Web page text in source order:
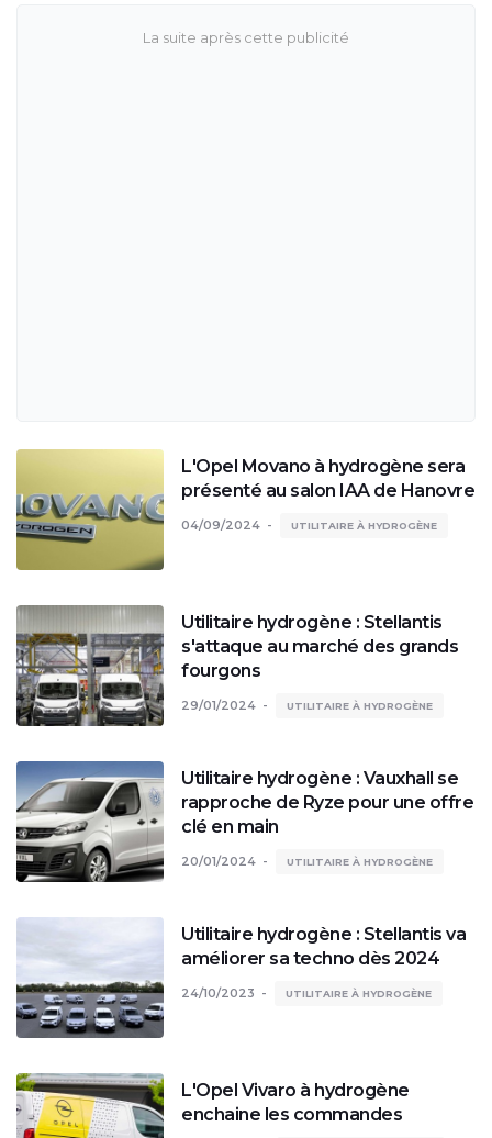
L'Opel Movano à hydrogène sera
présenté au salon IAA de Hanovre
04/09/2024 UTILITAIRE À HYDROGÈNE
Utilitaire hydrogène : Stellantis
s'attaque au marché des grands
fourgons
29/01/2024 UTILITAIRE À HYDROGÈNE
Utilitaire hydrogène : Vauxhall se
rapproche de Ryze pour une offre
clé en main
20/01/2024 UTILITAIRE À HYDROGÈNE
Utilitaire hydrogène : Stellantis va
améliorer sa techno dès 2024
24/10/2023 UTILITAIRE À HYDROGÈNE
L'Opel Vivaro à hydrogène
enchaine les commandes